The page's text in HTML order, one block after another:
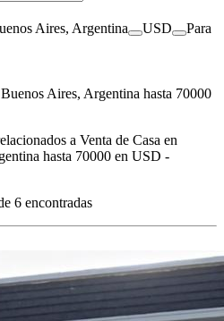
Aires, Argentina USD
Para
Aires, Argentina hasta 70000
a Venta de Casa en
hasta 70000 en USD -
6 encontradas